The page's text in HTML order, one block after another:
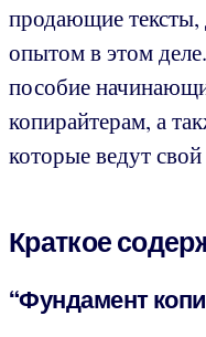
продающие
опытом в этом деле.
пособие
копирайтерам, а
которые ведут
Краткое
“Фундамент